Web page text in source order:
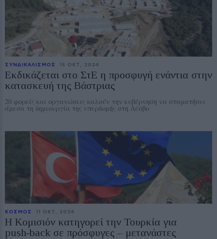
ΣΥΝΔΙΚΑΛΙΣΜΟΣ 15 ΟΚΤ, 2024
Εκδικάζεται στο ΣτΕ η προσφυγή ενάντια στην
κατασκευή της Βάστριας
20 φορείς και οργανώσεις καλούν την κυβέρνηση να σταματήσει
άμεσα τη δημιουργία της υπερδομής στη Λέσβο
ΚΟΣΜΟΣ 11 ΟΚΤ, 2024
H Κομισιόν κατηγορεί την Τουρκία για
push‑back σε πρόσφυγες – μετανάστες